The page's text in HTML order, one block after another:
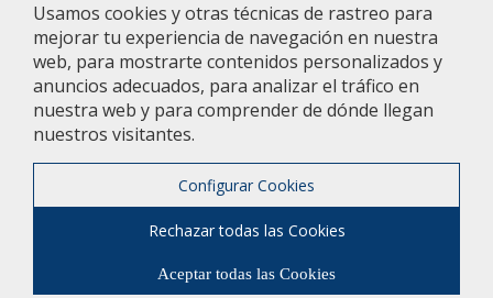
Usamos cookies y otras técnicas de rastreo para
mejorar tu experiencia de navegación en nuestra
web, para mostrarte contenidos personalizados y
anuncios adecuados, para analizar el tráfico en
nuestra web y para comprender de dónde llegan
nuestros visitantes.
Configurar Cookies
Rechazar todas las Cookies
Aceptar todas las Cookies
Aviso legal / Política de Privacidad / Contacto / Configurar
cookies
Financia Fondo Europeo de Desarrollo Regional (FEDER) y la Junta de
Andalucía